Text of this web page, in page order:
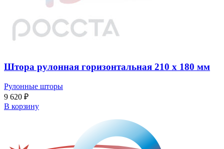
Штора рулонная горизонтальная 210 x 180 мм
Рулонные шторы
9 620 ₽
В корзину